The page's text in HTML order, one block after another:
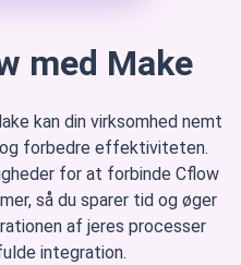
med Make
kan din virksomhed nemt
forbedre effektiviteten.
for at forbinde Cflow
så du sparer tid og øger
af jeres processer
integration.